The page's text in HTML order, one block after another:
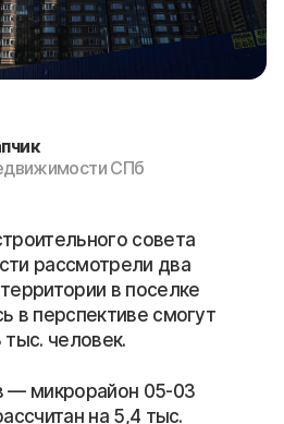
СПб
совета
рассмотрели два
в поселке
в перспективе смогут
человек.
— микрорайон 05-03
на 5,4 тыс.